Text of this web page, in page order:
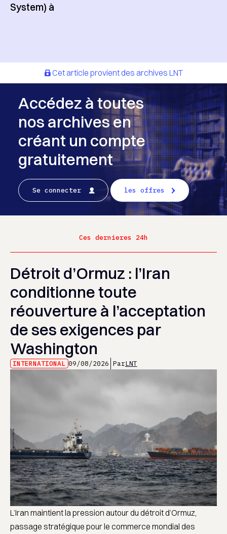
System) à
Cet article provient des archives LNT
Accédez à toutes
nos archives en
créant un compte
gratuitement
Se connecter les offres
Ces dernieres 24h
Détroit d’Ormuz : l’Iran
conditionne toute
réouverture à l’acceptation
de ses exigences par
Washington
INTERNATIONAL 09/08/2026 ParLNT
L’Iran maintient la pression autour du détroit d’Ormuz,
passage stratégique pour le commerce mondial des